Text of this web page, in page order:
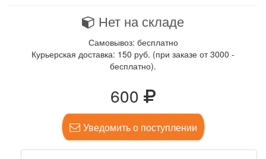
Нет на складе
Самовывоз: бесплатно
Курьерская доставка: 150 руб. (при заказе от 3000 -
бесплатно).
600
Уведомить о поступлении